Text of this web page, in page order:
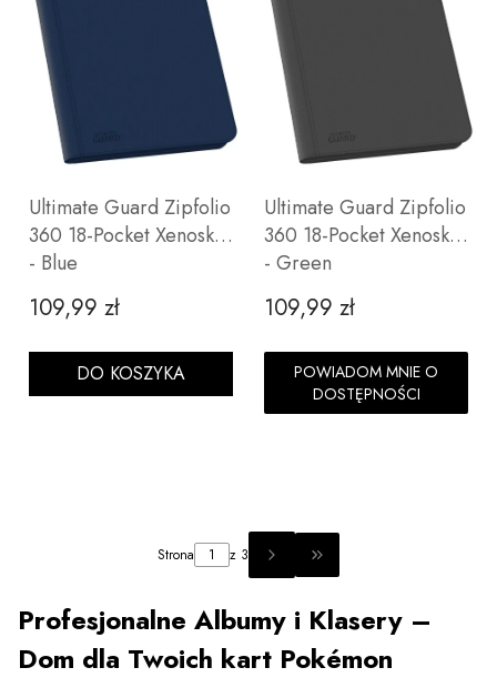
Ultimate Guard Zipfolio
360 18-Pocket Xenoskin
- Blue
Cena
109,99 zł
DO KOSZYKA
Ultimate Guard Zipfolio
360 18-Pocket Xenoskin
- Green
Cena
109,99 zł
POWIADOM MNIE O
DOSTĘPNOŚCI
Strona z 3 PRZEJDŹ DO OSTATNIEJ
Profesjonalne Albumy i Klasery –
Dom dla Twoich kart Pokémon